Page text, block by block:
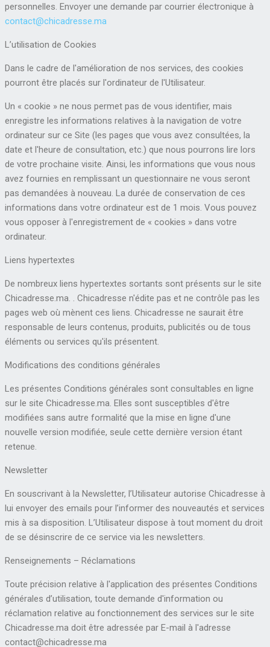
personnelles. Envoyer une demande par courrier électronique à
contact@chicadresse.ma
L’utilisation de Cookies
Dans le cadre de l'amélioration de nos services, des cookies
pourront être placés sur l'ordinateur de l'Utilisateur.
Un « cookie » ne nous permet pas de vous identifier, mais
enregistre les informations relatives à la navigation de votre
ordinateur sur ce Site (les pages que vous avez consultées, la
date et l'heure de consultation, etc.) que nous pourrons lire lors
de votre prochaine visite. Ainsi, les informations que vous nous
avez fournies en remplissant un questionnaire ne vous seront
pas demandées à nouveau. La durée de conservation de ces
informations dans votre ordinateur est de 1 mois. Vous pouvez
vous opposer à l'enregistrement de « cookies » dans votre
ordinateur.
Liens hypertextes
De nombreux liens hypertextes sortants sont présents sur le site
Chicadresse.ma. . Chicadresse n'édite pas et ne contrôle pas les
pages web où mènent ces liens. Chicadresse ne saurait être
responsable de leurs contenus, produits, publicités ou de tous
éléments ou services qu'ils présentent.
Modifications des conditions générales
Les présentes Conditions générales sont consultables en ligne
sur le site Chicadresse.ma. Elles sont susceptibles d'être
modifiées sans autre formalité que la mise en ligne d'une
nouvelle version modifiée, seule cette dernière version étant
retenue.
Newsletter
En souscrivant à la Newsletter, l’Utilisateur autorise Chicadresse à
lui envoyer des emails pour l’informer des nouveautés et services
mis à sa disposition. L’Utilisateur dispose à tout moment du droit
de se désinscrire de ce service via les newsletters.
Renseignements – Réclamations
Toute précision relative à l'application des présentes Conditions
générales d’utilisation, toute demande d'information ou
réclamation relative au fonctionnement des services sur le site
Chicadresse.ma doit être adressée par E-mail à l'adresse
contact@chicadresse.ma